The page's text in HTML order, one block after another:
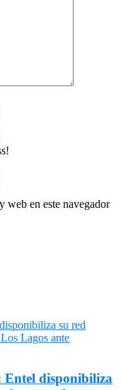
web en este navegador
Entel disponibiliza